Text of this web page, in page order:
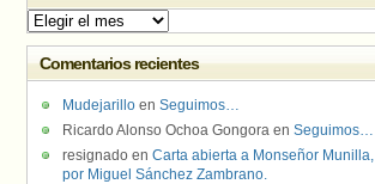
Archivos
Comentarios recientes
Mudejarillo en Seguimos…
Ricardo Alonso Ochoa Gongora en Seguimos…
resignado en Carta abierta a Monseñor Munilla,
por Miguel Sánchez Zambrano.